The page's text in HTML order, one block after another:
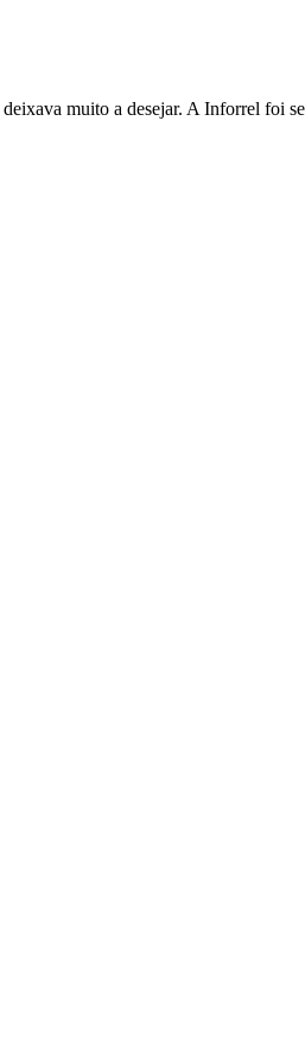
muito a desejar. A Inforrel foi